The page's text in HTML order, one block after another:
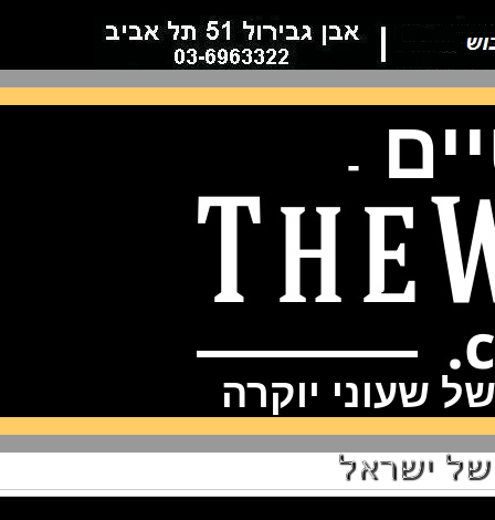
-
יוקרה